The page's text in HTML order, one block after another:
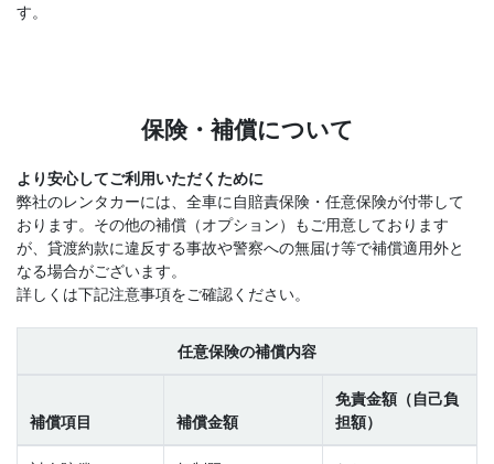
す。
保険・補償について
より安心してご利用いただくために
弊社のレンタカーには、全車に自賠責保険・任意保険が付帯して
おります。その他の補償（オプション）もご用意しております
が、貸渡約款に違反する事故や警察への無届け等で補償適用外と
なる場合がございます。
詳しくは下記注意事項をご確認ください。
任意保険の補償内容
補償項目 補償金額
免責金額（自己負
担額）